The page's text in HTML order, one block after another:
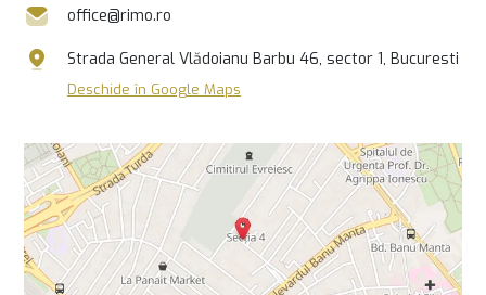
office@rimo.ro
Strada General Vlădoianu Barbu 46, sector 1, Bucuresti
Deschide în Google Maps